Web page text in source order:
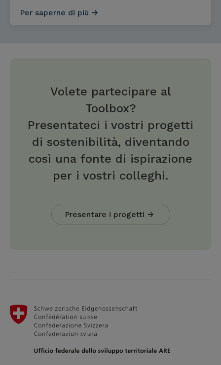
Per saperne di più
Volete partecipare al
Toolbox?
Presentateci i vostri progetti
di sostenibilità, diventando
così una fonte di ispirazione
per i vostri colleghi.
Presentare i progetti